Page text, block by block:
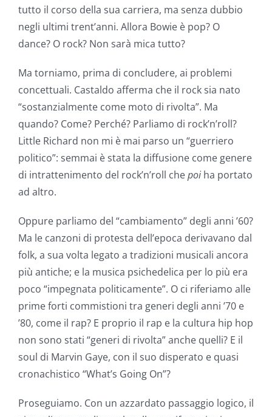
tutto il corso della sua carriera, ma senza dubbio
negli ultimi trent’anni. Allora Bowie è pop? O
dance? O rock? Non sarà mica tutto?
Ma torniamo, prima di concludere, ai problemi
concettuali. Castaldo afferma che il rock sia nato
“sostanzialmente come moto di rivolta”. Ma
quando? Come? Perché? Parliamo di rock’n’roll?
Little Richard non mi è mai parso un “guerriero
politico”: semmai è stata la diffusione come genere
di intrattenimento del rock’n’roll chepoi ha portato
ad altro.
Oppure parliamo del “cambiamento” degli anni ’60?
Ma le canzoni di protesta dell’epoca derivavano dal
folk, a sua volta legato a tradizioni musicali ancora
più antiche; e la musica psichedelica per lo più era
poco “impegnata politicamente”. O ci riferiamo alle
prime forti commistioni tra generi degli anni ’70 e
’80, come il rap? E proprio il rap e la cultura hip hop
non sono stati “generi di rivolta” anche quelli? E il
soul di Marvin Gaye, con il suo disperato e quasi
cronachistico “What’s Going On”?
Proseguiamo. Con un azzardato passaggio logico, il